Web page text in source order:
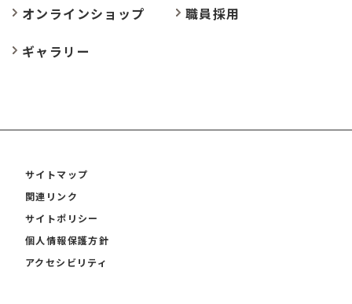
オンラインショップ
職員採用
ギャラリー
サイトマップ
関連リンク
サイトポリシー
個人情報保護方針
アクセシビリティ